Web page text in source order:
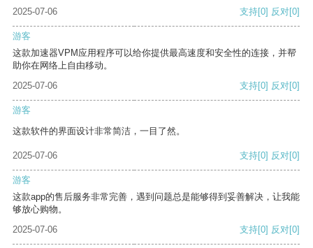
2025-07-06 支持[0] 反对[0]
游客
这款加速器VPM应用程序可以给你提供最高速度和安全性的连接，并帮
助你在网络上自由移动。
2025-07-06
支持[0] 反对[0]
游客
这款软件的界面设计非常简洁，一目了然。
2025-07-06 支持[0] 反对[0]
游客
这款app的售后服务非常完善，遇到问题总是能够得到妥善解决，让我能
够放心购物。
2025-07-06
支持[0] 反对[0]